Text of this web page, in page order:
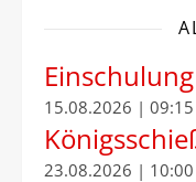
15.08.2026 | 09:15
23.08.2026 | 10:00